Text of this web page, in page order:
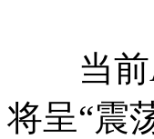
当前A
将呈“震